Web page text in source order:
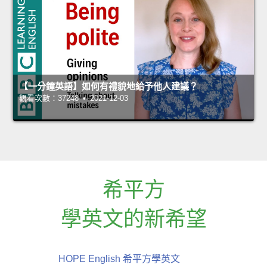
【一分鐘英語】如何有禮貌地給予他人建議？
觀看次數：37248 • 2021-12-03
希平方
學英文的新希望
HOPE English 希平方學英文